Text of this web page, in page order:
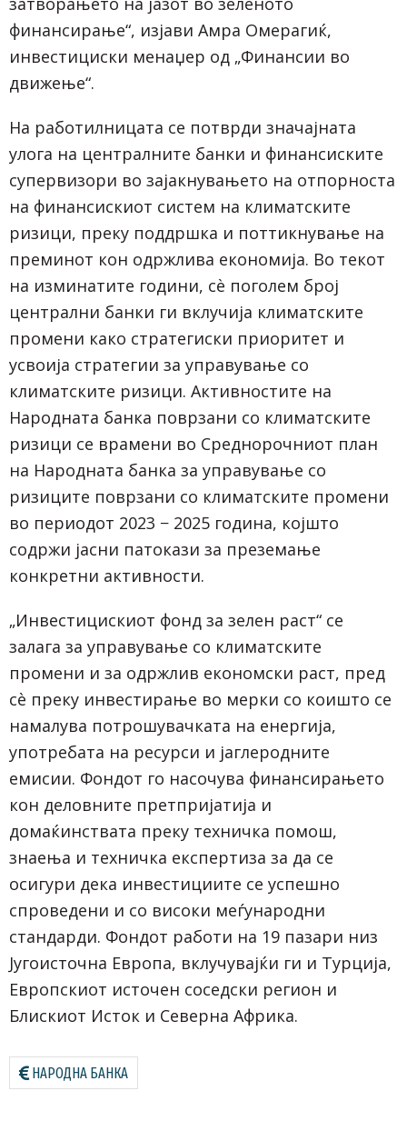
финансирање“, изјави Амра Омерагиќ,
инвестициски менаџер од „Финансии во
движење“.
На работилницата се потврди значајната
улога на централните банки и финансиските
супервизори во зајакнувањето на отпорноста
на финансискиот систем на климатските
ризици, преку поддршка и поттикнување на
преминот кон одржлива економија. Во текот
на изминатите години, сѐ поголем број
централни банки ги вклучија климатските
промени како стратегиски приоритет и
усвоија стратегии за управување со
климатските ризици. Активностите на
Народната банка поврзани со климатските
ризици се врамени во Среднорочниот план
на Народната банка за управување со
ризиците поврзани со климатските промени
во периодот 2023 − 2025 година, којшто
содржи јасни патокази за преземање
конкретни активности.
„Инвестицискиот фонд за зелен раст“ се
залага за управување со климатските
промени и за одржлив економски раст, пред
сè преку инвестирање во мерки со коишто се
намалува потрошувачката на енергија,
употребата на ресурси и јаглеродните
емисии. Фондот го насочува финансирањето
кон деловните претпријатија и
домаќинствата преку техничка помош,
знаења и техничка експертиза за да се
осигури дека инвестициите се успешно
спроведени и со високи меѓународни
стандарди. Фондот работи на 19 пазари низ
Југоисточна Европа, вклучувајќи ги и Турција,
Европскиот источен соседски регион и
Блискиот Исток и Северна Африка.
НАРОДНА БАНКА